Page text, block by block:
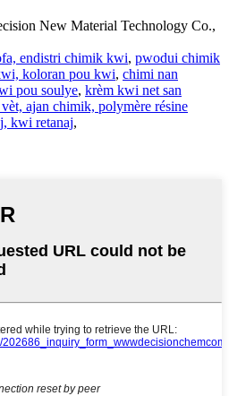
New Material Technology Co.,
endistri chimik kwi, pwodui chimik
koloran pou kwi, chimi nan
pou soulye, krèm kwi net san
ajan chimik, polymère résine
kwi retanaj,